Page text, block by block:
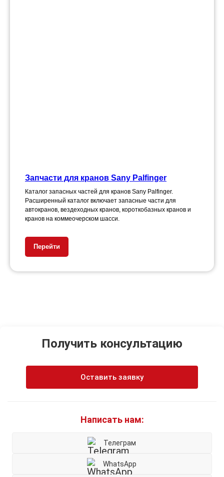
Запчасти для кранов Sany Palfinger
Каталог запасных частей для кранов Sany Palfinger.
Расширенный каталог включает запасные части для
автокранов, вездеходных кранов, короткобазных кранов и
кранов на коммеочерском шасси.
Перейти
Получить консультацию
Оставить заявку
Написать нам:
Телеграм
WhatsApp